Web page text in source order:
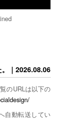
｜2026.08.06
のURLは以下の
自動転送してい